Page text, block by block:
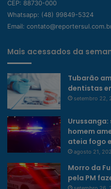
CEP: 88730-000
Whatsapp: (48) 99849-5324
Email:
Mais acessados da
Tubarão
dentistas
setembro 22,
homem
ateia fogo
agosto 21,
Morro da
pela PM